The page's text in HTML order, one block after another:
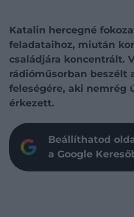
Katalin hercegné
feladataihoz, miután
családjára koncentrált.
rádióműsorban beszélt
feleségére, aki nemrég
érkezett.
Beállíthatod
a Google